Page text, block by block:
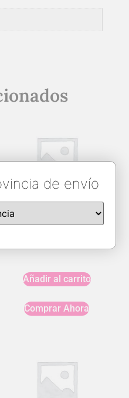
Tempered glass A72 (10D)
Añadir al carrito
Comprar Ahora
de envío